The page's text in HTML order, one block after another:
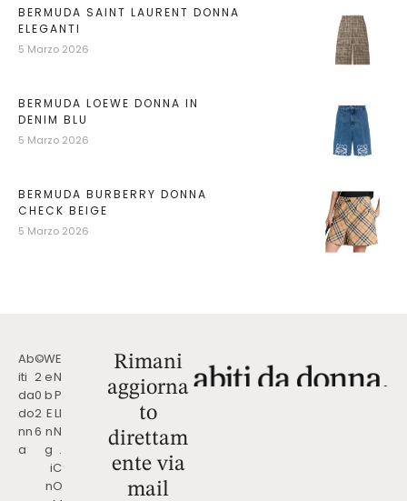
BERMUDA SAINT LAURENT DONNA
ELEGANTI
5 Marzo 2026
BERMUDA LOEWE DONNA IN
DENIM BLU
5 Marzo 2026
BERMUDA BURBERRY DONNA
CHECK BEIGE
5 Marzo 2026
Ab
iti
da
do
nn
a
©
2
0
2
6
W
e
b
E
n
g
i
n
E
N
P
LI
N
.
C
O
Rimani
aggiorna
to
direttam
ente via
mail